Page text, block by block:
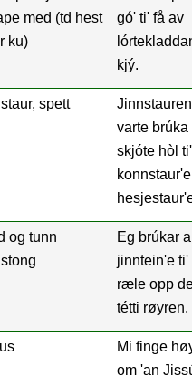
med (td hest
ku)
gó' ti' få av
kjý.
spett
Jinnstauren
varte brúka
skjóte hòl ti'
og tunn
Eg brúkar
jinntein'e ti'
ræle opp
tétti røyren.
Mi finge
om 'an